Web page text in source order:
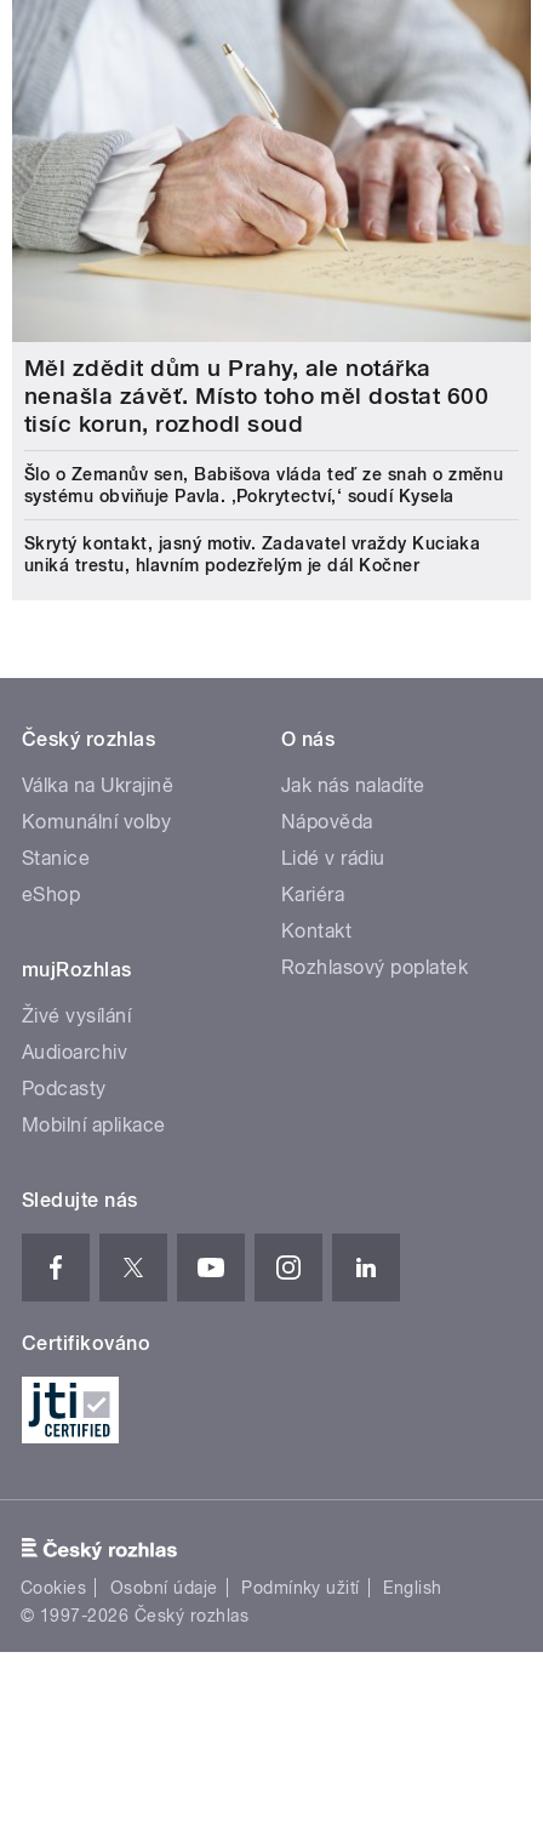
Měl zdědit dům u Prahy, ale notářka
nenašla závěť. Místo toho měl dostat 600
tisíc korun, rozhodl soud
Šlo o Zemanův sen, Babišova vláda teď ze snah o změnu
systému obviňuje Pavla. ‚Pokrytectví,‘ soudí Kysela
Skrytý kontakt, jasný motiv. Zadavatel vraždy Kuciaka
uniká trestu, hlavním podezřelým je dál Kočner
Český rozhlas
Válka na Ukrajině
Komunální volby
Stanice
eShop
mujRozhlas
Živé vysílání
Audioarchiv
Podcasty
Mobilní aplikace
O nás
Jak nás naladíte
Nápověda
Lidé v rádiu
Kariéra
Kontakt
Rozhlasový poplatek
Sledujte nás
Certifikováno
Cookies Osobní údaje Podmínky užití
English
© 1997-2026 Český rozhlas